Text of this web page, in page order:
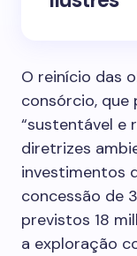
O reinício das
consórcio,
“sustentável e
diretrizes
investimentos
concessão de
previstos 18
a exploração